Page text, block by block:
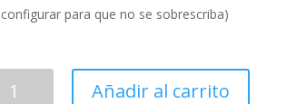
configurar para que no se sobrescriba)
Añadir al carrito